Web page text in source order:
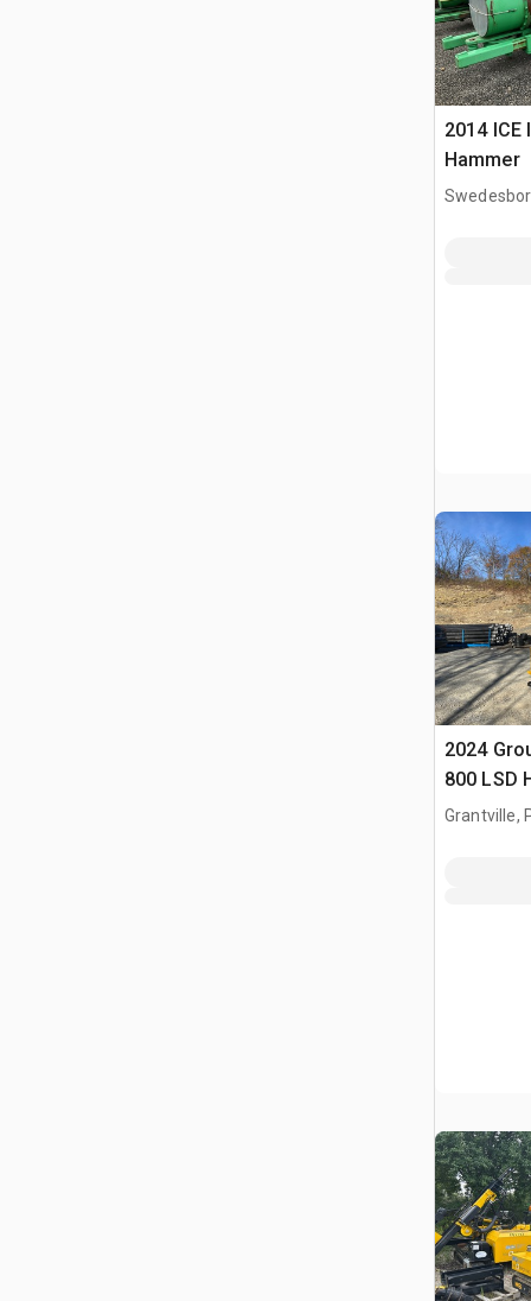
2014 ICE
Hammer
2024
800 LSD
Grantville,